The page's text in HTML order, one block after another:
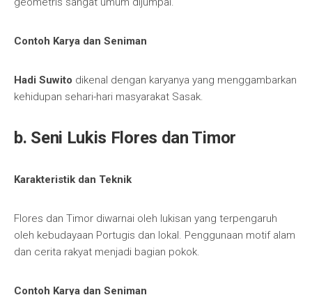
Contoh Karya dan Seniman
Hadi Suwito dikenal dengan karyanya yang menggambarkan
kehidupan sehari-hari masyarakat Sasak.
b. Seni Lukis Flores dan Timor
Karakteristik dan Teknik
Flores dan Timor diwarnai oleh lukisan yang terpengaruh
oleh kebudayaan Portugis dan lokal. Penggunaan motif alam
dan cerita rakyat menjadi bagian pokok.
Contoh Karya dan Seniman